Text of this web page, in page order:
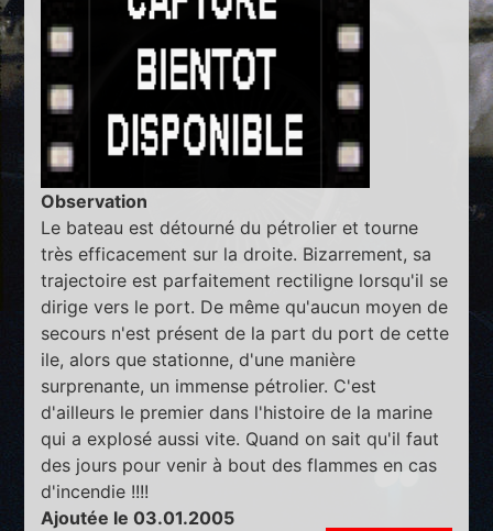
Observation
Le bateau est détourné du pétrolier et tourne
très efficacement sur la droite. Bizarrement, sa
trajectoire est parfaitement rectiligne lorsqu'il se
dirige vers le port. De même qu'aucun moyen de
secours n'est présent de la part du port de cette
ile, alors que stationne, d'une manière
surprenante, un immense pétrolier. C'est
d'ailleurs le premier dans l'histoire de la marine
qui a explosé aussi vite. Quand on sait qu'il faut
des jours pour venir à bout des flammes en cas
d'incendie !!!!
Ajoutée le 03.01.2005